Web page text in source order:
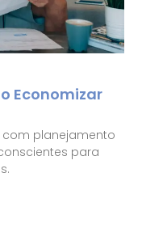
Economizar
planejamento
para